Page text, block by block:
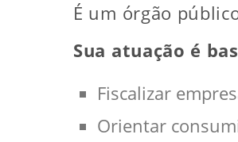
É um órgão
Sua atuação é
Fiscalizar
Orientar